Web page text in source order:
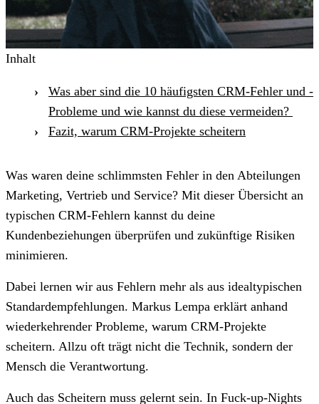
Inhalt
Was aber sind die 10 häufigsten CRM-Fehler und -
Probleme und wie kannst du diese vermeiden?
Fazit, warum CRM-Projekte scheitern
Was waren deine schlimmsten Fehler in den Abteilungen
Marketing, Vertrieb und Service? Mit dieser Übersicht an
typischen CRM-Fehlern kannst du deine
Kundenbeziehungen überprüfen und zukünftige Risiken
minimieren.
Dabei lernen wir aus Fehlern mehr als aus idealtypischen
Standardempfehlungen. Markus Lempa erklärt anhand
wiederkehrender Probleme, warum CRM-Projekte
scheitern. Allzu oft trägt nicht die Technik, sondern der
Mensch die Verantwortung.
Auch das Scheitern muss gelernt sein. In Fuck-up-Nights